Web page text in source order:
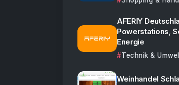
AFERIY
Powerstations,
Energie
Technik &
Weinhandel